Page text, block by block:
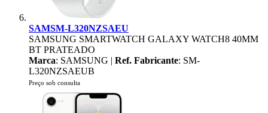
SAMSM-L320NZSAEU
SAMSUNG SMARTWATCH GALAXY WATCH8 40MM
BT PRATEADO
Marca: SAMSUNG | Ref. Fabricante: SM-
L320NZSAEUB
Preço sob consulta